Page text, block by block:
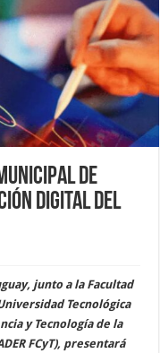
de
Digital del
junto a la Facultad
Tecnológica
y Tecnología de la
FCyT), presentará